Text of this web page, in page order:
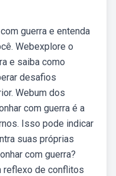
guerra e entenda
Webexplore o
e saiba como
desafios
Webum dos
com guerra é a
Isso pode indicar
suas próprias
com guerra?
reflexo de conflitos